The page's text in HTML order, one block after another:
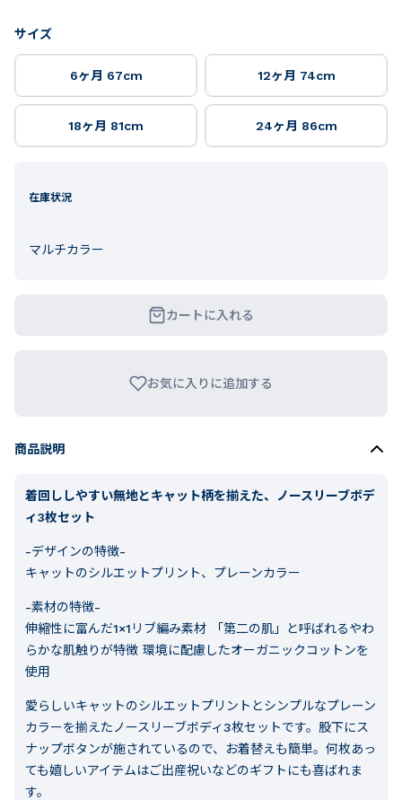
サイズ
6ヶ月 67cm 12ヶ月 74cm
18ヶ月 81cm 24ヶ月 86cm
在庫状況
マルチカラー
カートに入れる
お気に入りに追加する
商品説明
着回ししやすい無地とキャット柄を揃えた、ノースリーブボデ
ィ3枚セット
-デザインの特徴-
キャットのシルエットプリント、プレーンカラー
-素材の特徴-
伸縮性に富んだ1×1リブ編み素材 「第二の肌」と呼ばれるやわ
らかな肌触りが特徴 環境に配慮したオーガニックコットンを
使用
愛らしいキャットのシルエットプリントとシンプルなプレーン
カラーを揃えたノースリーブボディ3枚セットです。股下にス
ナップボタンが施されているので、お着替えも簡単。何枚あっ
ても嬉しいアイテムはご出産祝いなどのギフトにも喜ばれま
す。